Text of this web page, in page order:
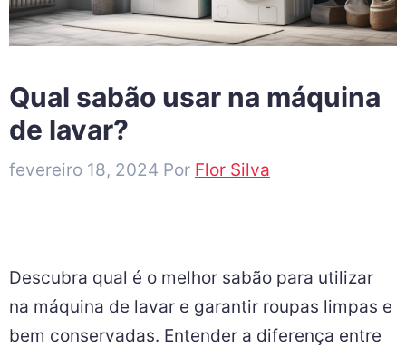
Qual sabão usar na máquina
de lavar?
fevereiro 18, 2024 Por Flor Silva
Descubra qual é o melhor sabão para utilizar
na máquina de lavar e garantir roupas limpas e
bem conservadas. Entender a diferença entre